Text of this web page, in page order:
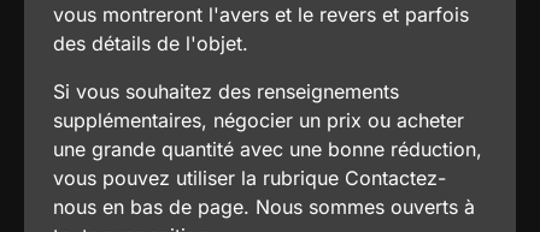
vous montreront l'avers et le revers et parfois
des détails de l'objet.
Si vous souhaitez des renseignements
supplémentaires, négocier un prix ou acheter
une grande quantité avec une bonne réduction,
vous pouvez utiliser la rubrique Contactez-
nous en bas de page. Nous sommes ouverts à